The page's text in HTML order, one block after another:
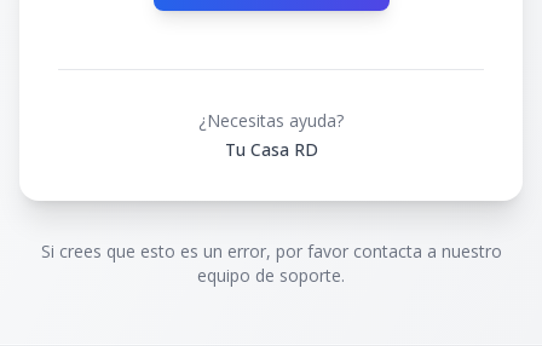
¿Necesitas ayuda?
Tu Casa RD
Si crees que esto es un error, por favor contacta a nuestro
equipo de soporte.